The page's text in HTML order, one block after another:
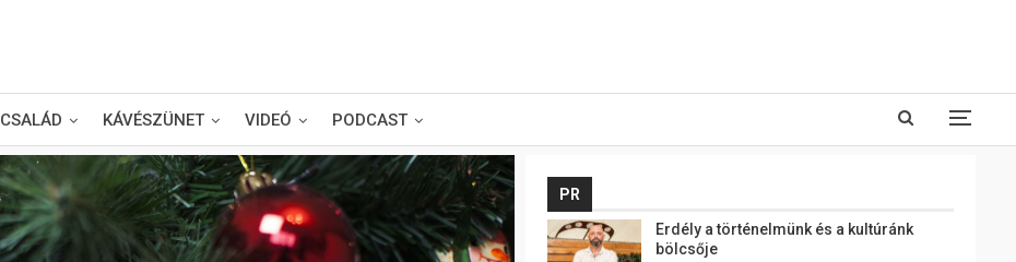
CSALÁD KÁVÉSZÜNET VIDEÓ PODCAST
PR
Erdély a történelmünk és a kultúránk
bölcsője